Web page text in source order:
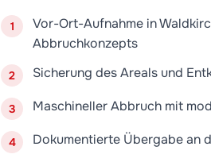
1
Vor-Ort-Aufnahme in
Abbruchkonzepts
2 Sicherung des Areals und
3 Maschineller Abbruch mit
4 Dokumentierte Übergabe an